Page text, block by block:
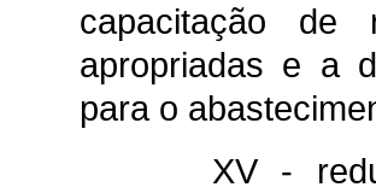
capacitação de
apropriadas e a
para o
XV -